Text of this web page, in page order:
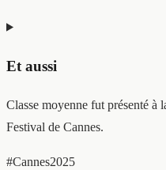
Et aussi
Classe moyenne fut présenté à
Festival de Cannes.
#Cannes2025